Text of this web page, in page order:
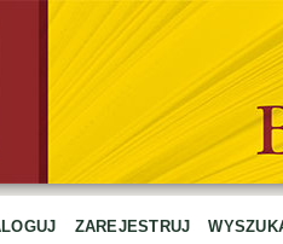
ZAREJESTRUJ